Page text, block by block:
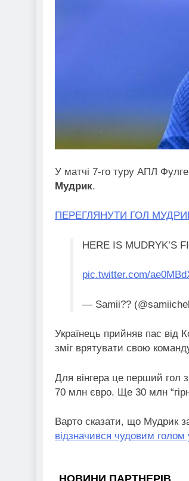
У матчі 7-го туру АПЛ
Мудрик.
ПЕРЕГЛЯНУТИ ГОЛ
HERE IS MUDRYK’S
pic.twitter.com/
— Samii??
Українець прийняв пас від
зміг врятувати свою
Для вінгера це перший гол
70 млн євро. Ще 30 млн
Варто сказати, що Мудрик
відзначився чудовим голом